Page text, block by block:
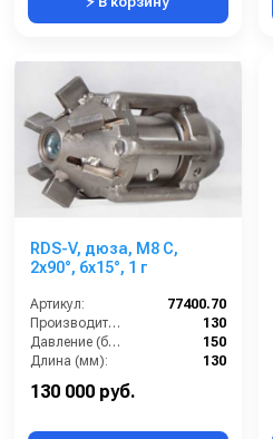
RDS-V, дюза, M8 C,
2x90°, 6x15°, 1 г
Артикул:
77400.70
Производительность (л/мин):
130
Давление (бар):
150
Длина (мм):
130
130 000 руб.